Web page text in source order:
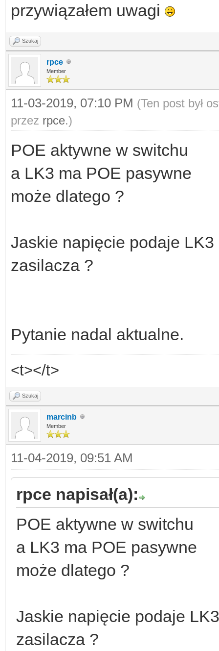
przywiązałem uwagi
Szukaj
rpce
Member
11-03-2019, 07:10 PM (Ten post był
przez rpce.)
POE aktywne w switchu
a LK3 ma POE pasywne
może dlatego ?
Jaskie napięcie podaje
zasilacza ?
Pytanie nadal aktualne.
<t></t>
Szukaj
marcinb
Member
11-04-2019, 09:51 AM
rpce napisał(a):
POE aktywne w switchu
a LK3 ma POE pasywne
może dlatego ?
Jaskie napięcie podaje
zasilacza ?